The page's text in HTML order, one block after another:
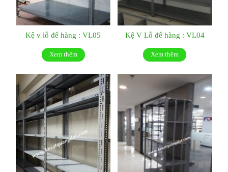
Kệ v lỗ để hàng : VL05
Xem thêm
Kệ V Lỗ để hàng : VL04
Xem thêm